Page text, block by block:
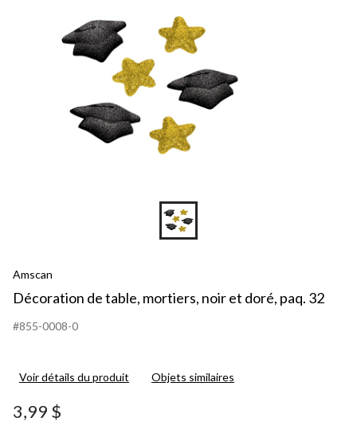
Amscan
Décoration de table, mortiers, noir et doré, paq. 32
#855-0008-0
Voir détails du produit Objets similaires
3,99 $